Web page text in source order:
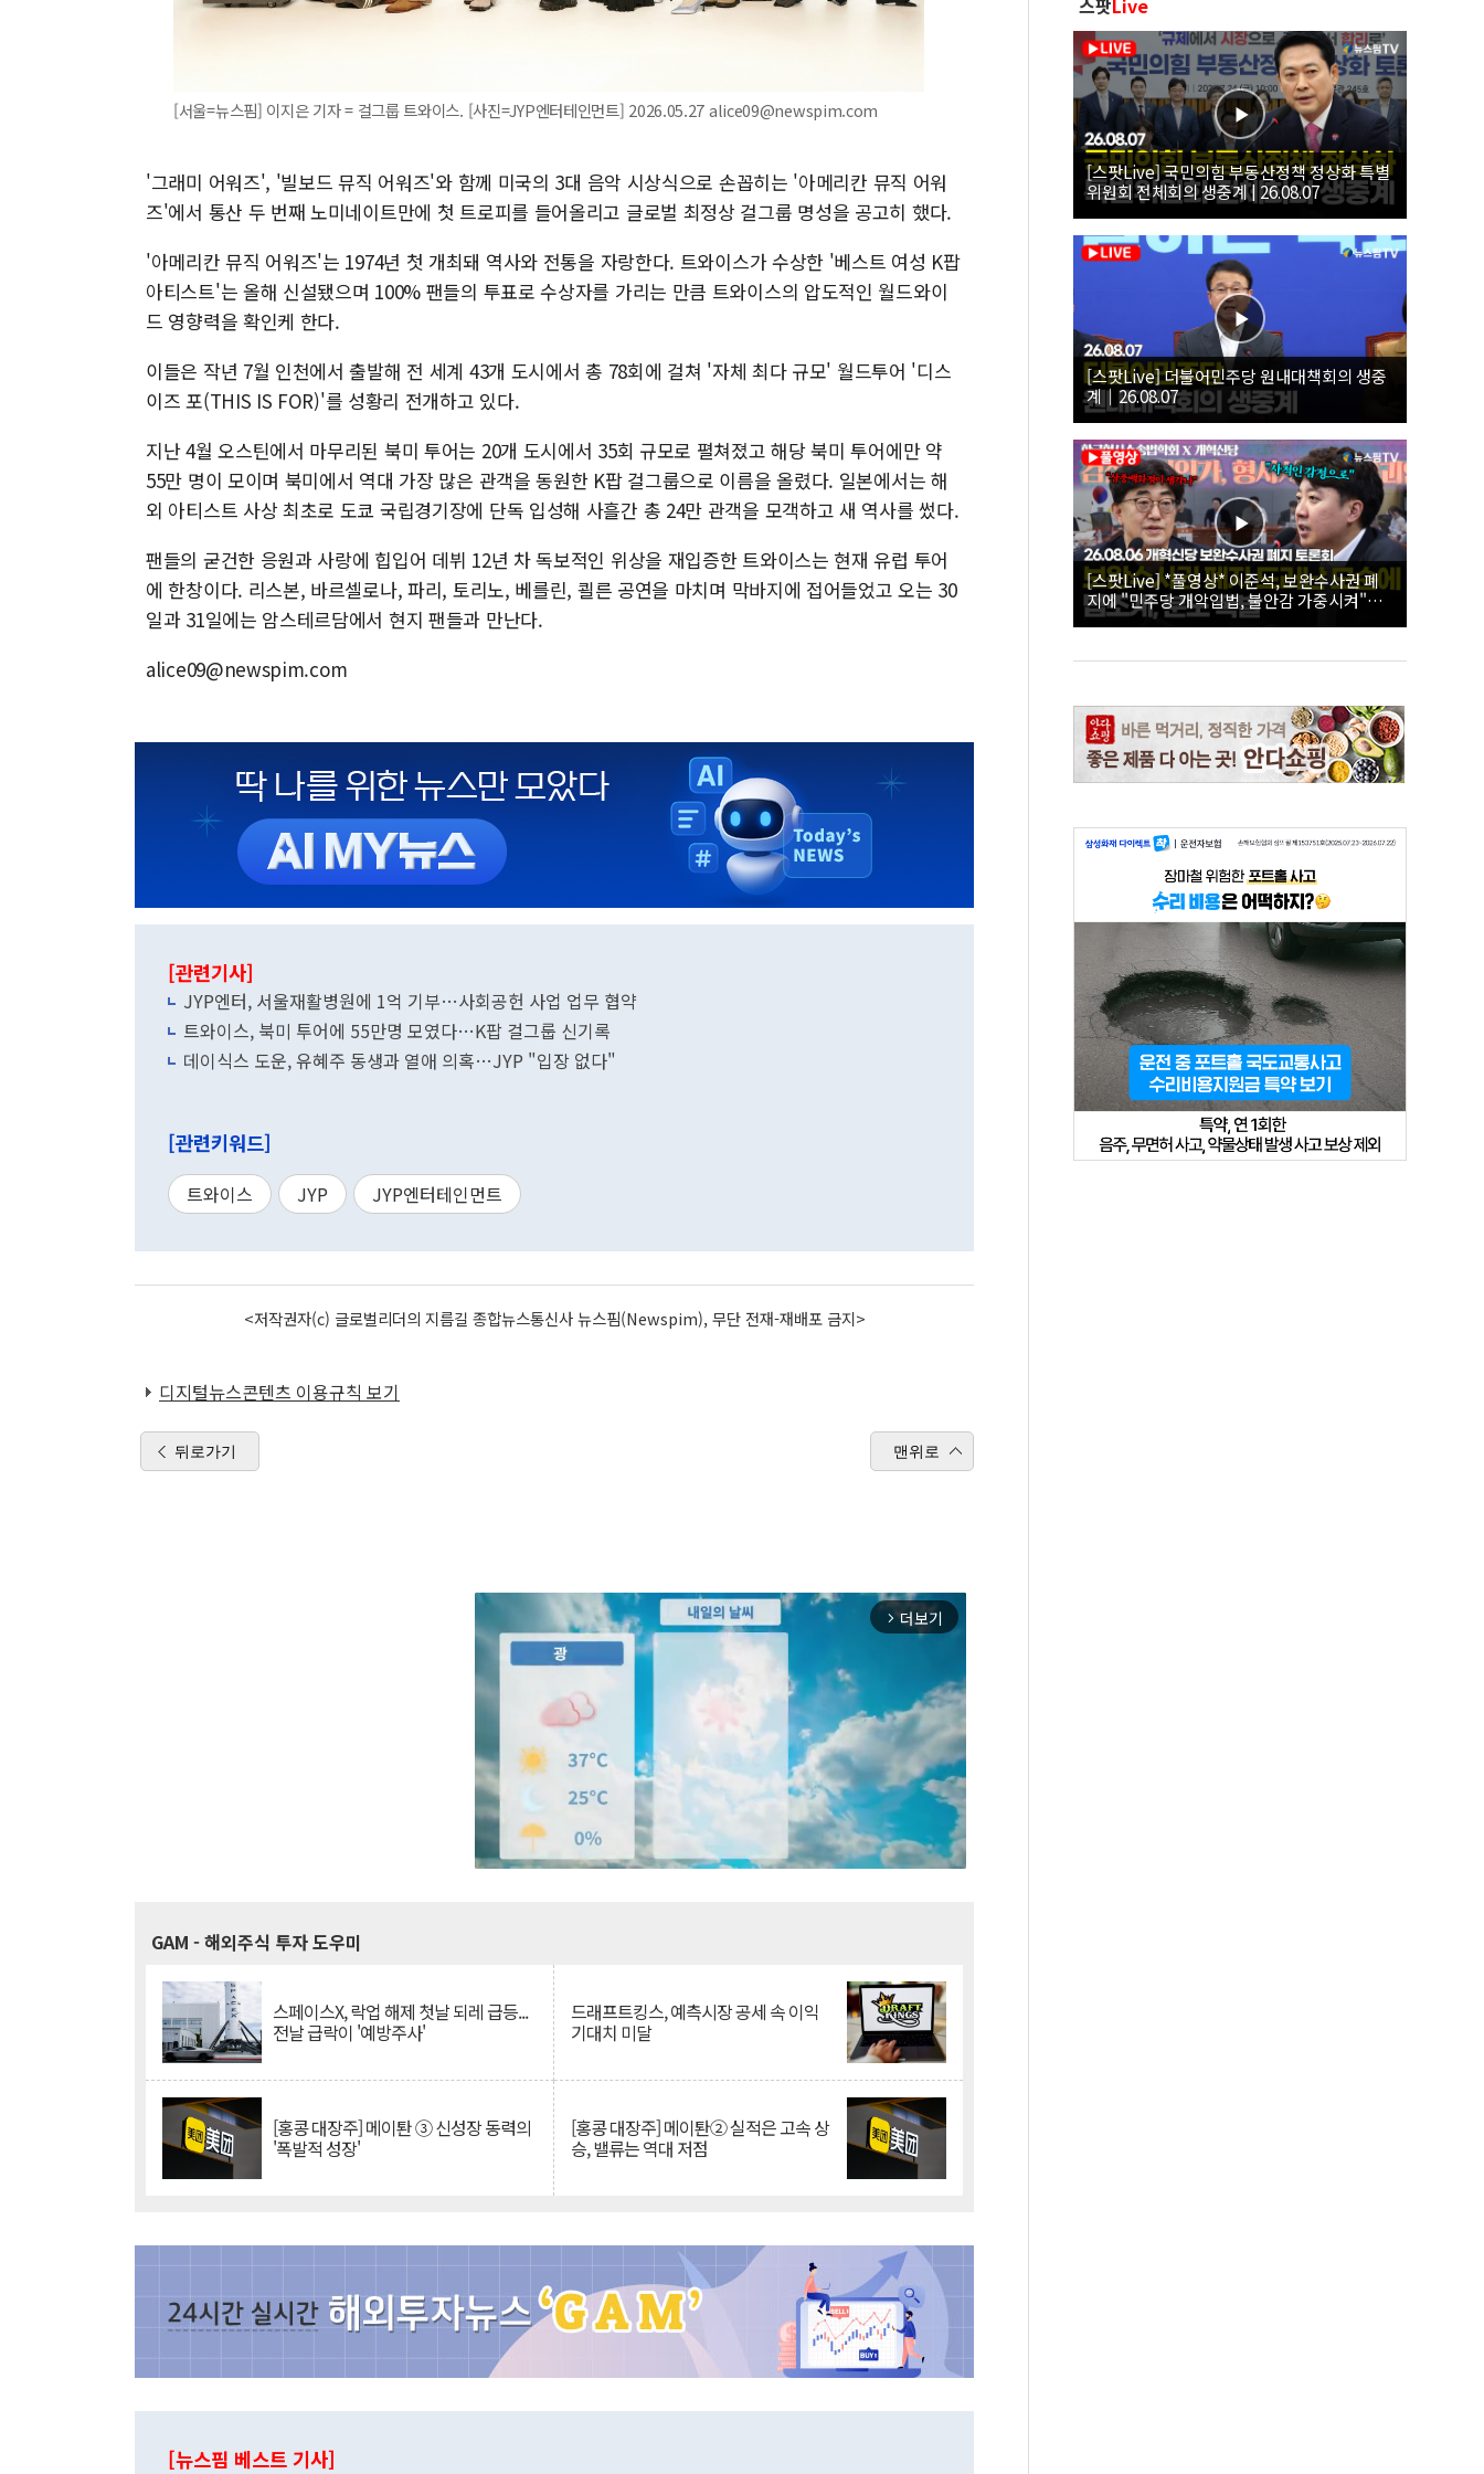
[서울=뉴스핌] 이지은 기자 = 걸그룹 트와이스. [사진=JYP엔터테인먼트] 2026.05.27 alice09@newspim.com
'그래미 어워즈', '빌보드 뮤직 어워즈'와 함께 미국의 3대 음악 시상식으로 손꼽히는 '아메리칸 뮤직 어워
즈'에서 통산 두 번째 노미네이트만에 첫 트로피를 들어올리고 글로벌 최정상 걸그룹 명성을 공고히 했다.
'아메리칸 뮤직 어워즈'는 1974년 첫 개최돼 역사와 전통을 자랑한다. 트와이스가 수상한 '베스트 여성 K팝
아티스트'는 올해 신설됐으며 100% 팬들의 투표로 수상자를 가리는 만큼 트와이스의 압도적인 월드와이
드 영향력을 확인케 한다.
이들은 작년 7월 인천에서 출발해 전 세계 43개 도시에서 총 78회에 걸쳐 '자체 최다 규모' 월드투어 '디스
이즈 포(THIS IS FOR)'를 성황리 전개하고 있다.
지난 4월 오스틴에서 마무리된 북미 투어는 20개 도시에서 35회 규모로 펼쳐졌고 해당 북미 투어에만 약
55만 명이 모이며 북미에서 역대 가장 많은 관객을 동원한 K팝 걸그룹으로 이름을 올렸다. 일본에서는 해
외 아티스트 사상 최초로 도쿄 국립경기장에 단독 입성해 사흘간 총 24만 관객을 모객하고 새 역사를 썼다.
팬들의 굳건한 응원과 사랑에 힙입어 데뷔 12년 차 독보적인 위상을 재입증한 트와이스는 현재 유럽 투어
에 한창이다. 리스본, 바르셀로나, 파리, 토리노, 베를린, 쾰른 공연을 마치며 막바지에 접어들었고 오는 30
일과 31일에는 암스테르담에서 현지 팬들과 만난다.
alice09@newspim.com
[관련기사]
JYP엔터, 서울재활병원에 1억 기부…사회공헌 사업 업무 협약
트와이스, 북미 투어에 55만명 모였다…K팝 걸그룹 신기록
데이식스 도운, 유혜주 동생과 열애 의혹…JYP "입장 없다"
[관련키워드]
트와이스 JYP JYP엔터테인먼트
<저작권자(c) 글로벌리더의 지름길 종합뉴스통신사 뉴스핌(Newspim), 무단 전재-재배포 금지>
디지털뉴스콘텐츠 이용규칙 보기
뒤로가기 맨위로
arrow_forward_ios 더보기
GAM - 해외주식 투자 도우미
스페이스X, 락업 해제 첫날 되레 급등...
전날 급락이 '예방주사'
드래프트킹스, 예측시장 공세 속 이익
기대치 미달
[홍콩 대장주] 메이퇀 ③ 신성장 동력의
'폭발적 성장'
[홍콩 대장주] 메이퇀② 실적은 고속 상
승, 밸류는 역대 저점
[뉴스핌 베스트 기사]
스팟Live
[스팟Live] 국민의힘 부동산정책 정상화 특별
위원회 전체회의 생중계 | 26.08.07
[스팟Live] 더불어민주당 원내대책회의 생중
계｜26.08.07
[스팟Live] *풀영상* 이준석, 보완수사권 폐
지에 "민주당 개악입법, 불안감 가중시켜"｜
26.08.06 개혁신당 보완수사권 폐지 토론회